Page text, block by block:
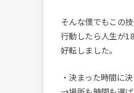
そんな僕でもこの
行動したら人生が
好転しました。
・決まった時間に